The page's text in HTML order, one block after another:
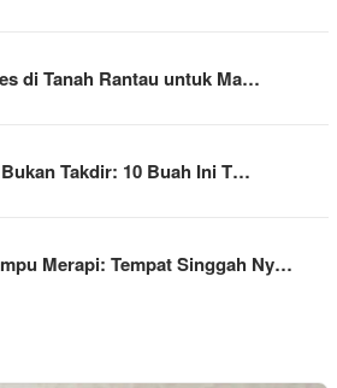
di Tanah Rantau untuk Ma…
Takdir: 10 Buah Ini T…
Merapi: Tempat Singgah Ny…